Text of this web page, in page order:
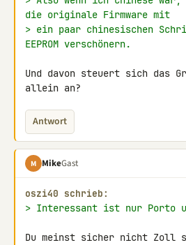
die originale Firmware mit
> ein paar chinesischen
EEPROM verschönern.
Und davon steuert sich das
allein an?
Antwort
M MikeGast
oszi40 schrieb:
> Interessant ist nur Porto
Du meinst sicher nicht Zoll